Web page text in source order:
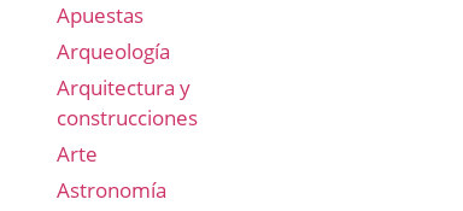
Apuestas
Arqueología
Arquitectura y
construcciones
Arte
Astronomía